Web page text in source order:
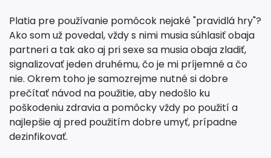
Platia pre používanie pomôcok nejaké "pravidlá hry"?
Ako som už povedal, vždy s nimi musia súhlasiť obaja
partneri a tak ako aj pri sexe sa musia obaja zladiť,
signalizovať jeden druhému, čo je mi príjemné a čo
nie. Okrem toho je samozrejme nutné si dobre
prečítať návod na použitie, aby nedošlo ku
poškodeniu zdravia a pomôcky vždy po použití a
najlepšie aj pred použitím dobre umyť, prípadne
dezinfikovať.